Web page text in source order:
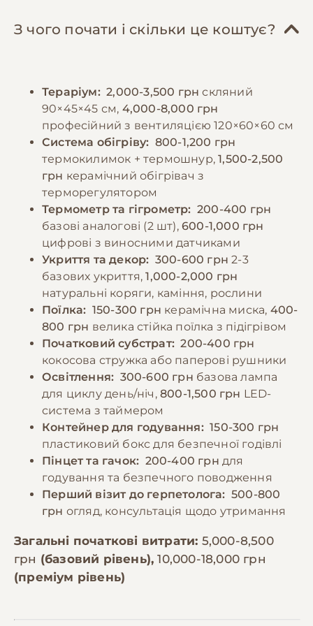
Необхідно регулярно проводити
вологість та спеціальну шорстку поверхню
для допомоги у скиданні старої шкіри.
🎁 −10% на зоотовари
За промокодом E-PET
розмороженою та підігрітою до
температури тіла. Це безпечніше, ніж
забезпечити спокій протягом 24-48 годин
для нормального травлення. Важливо вести
журнал годування, відзначаючи дати, розмір
здобичі та реакцію змії. Не слід годувати під
час линьки або якщо змія відмовляється від
їжі - це може бути нормальним явищем,
особливо в період розмноження або при
зміні сезонів.
🎁 −10% на зоотовари
За промокодом E-PET
З чого почати і скільки це коштує?
Тераріум: 2,000-3,500 грн скляний
90×45×45 см, 4,000-8,000 грн
професійний з вентиляцією 120×60×60 см
Система обігріву: 800-1,200 грн
термокилимок + термошнур,1,500-2,500
грн керамічний обігрівач з
терморегулятором
Термометр та гігрометр: 200-400 грн
базові аналогові (2 шт),600-1,000 грн
цифрові з виносними датчиками
Укриття та декор: 300-600 грн 2-3
базових укриття,1,000-2,000 грн
натуральні коряги, каміння, рослини
Поїлка: 150-300 грн керамічна миска, 400-
800 грн велика стійка поїлка з підігрівом
Початковий субстрат: 200-400 грн
кокосова стружка або паперові рушники
Освітлення: 300-600 грн базова лампа
для циклу день/ніч, 800-1,500 грн LED-
система з таймером
Контейнер для годування: 150-300 грн
пластиковий бокс для безпечної годівлі
Пінцет та гачок: 200-400 грн для
годування та безпечного поводження
Перший візит до герпетолога: 500-800
грн огляд, консультація щодо утримання
Загальні початкові витрати: 5,000-8,500
грн (базовий рівень),10,000-18,000 грн
(преміум рівень)